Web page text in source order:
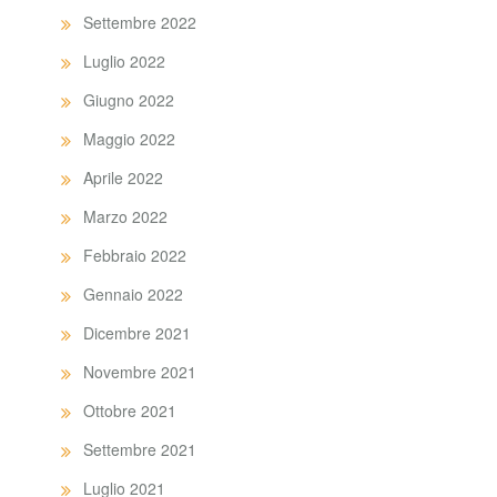
Settembre 2022
Luglio 2022
Giugno 2022
Maggio 2022
Aprile 2022
Marzo 2022
Febbraio 2022
Gennaio 2022
Dicembre 2021
Novembre 2021
Ottobre 2021
Settembre 2021
Luglio 2021